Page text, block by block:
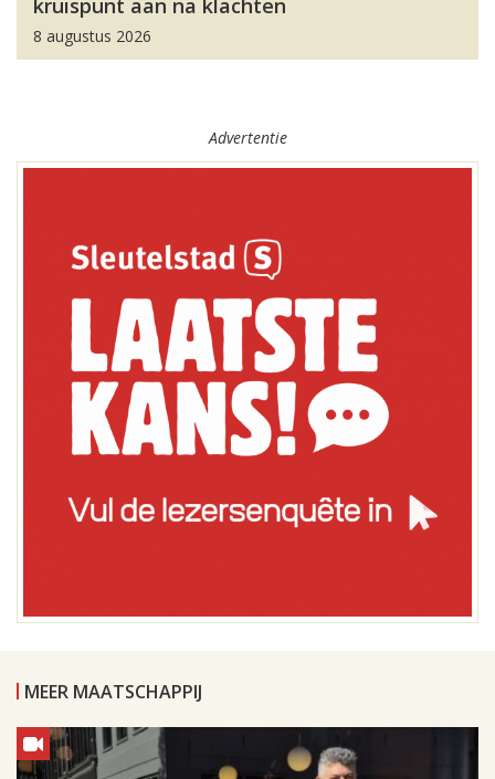
kruispunt aan na klachten
8 augustus 2026
Advertentie
MEER MAATSCHAPPIJ